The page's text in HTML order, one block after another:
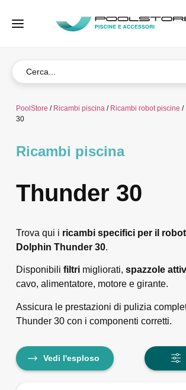
PoolStore / Ricambi piscina/ Ricambi robot piscine /
30
Ricambi piscina
Thunder 30
Trova qui i ricambi specifici per il
Dolphin Thunder 30.
Disponibili filtrimigliorati, spazzole
cavo, alimentatore, motore e girante.
Assicura le prestazioni di pulizia
Thunder 30 con i componenti corretti.
Vedi l'esploso